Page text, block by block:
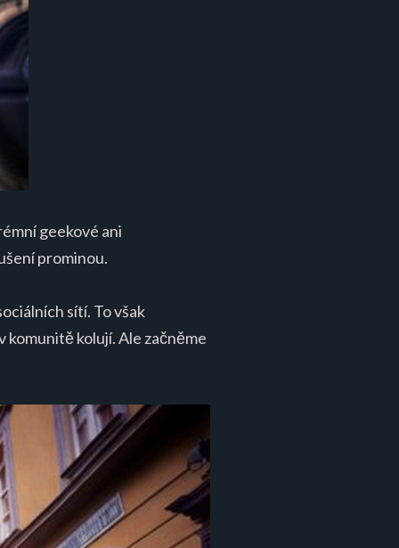
geekové ani
prominou.
sítí. To však
komunitě kolují. Ale začněme